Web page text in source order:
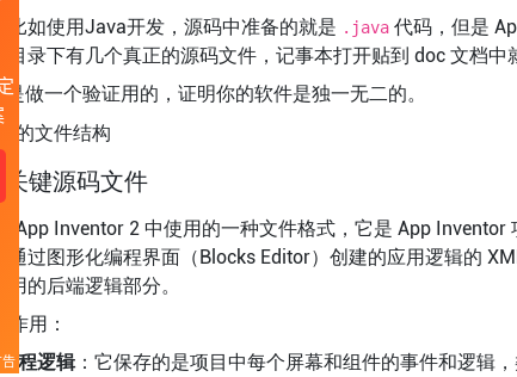
比如使用Java开发，源码中准备的就是 .java代码，但是
目录下有几个真正的源码文件，记事本打开贴到 doc 文档中
做一个验证用的，证明你的软件是独一无二的。
键源码文件
是 App Inventor 2 中使用的一种文件格式，它是 App
通过图形化编程界面（Blocks Editor）创建的应用逻辑的
用的后端逻辑部分。
作用：
程逻辑：它保存的是项目中每个屏幕和组件的事件和逻辑